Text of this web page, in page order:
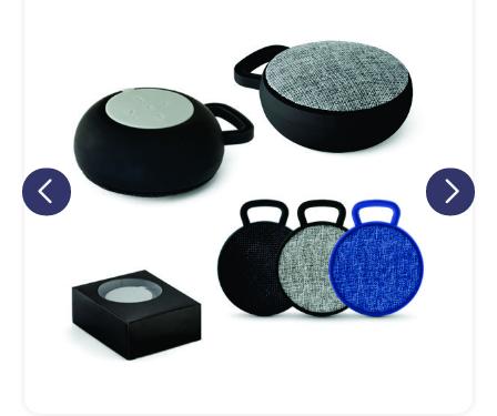
A nossa empresa está comprometida a proteger e respeitar
sua privacidade, utilizaremos seus dados apenas para fins
de marketing. Você pode alterar suas preferências a
qualquer momento.
Iniciar conversa